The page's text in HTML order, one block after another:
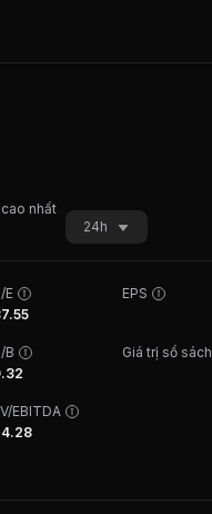
cao nhất
24h
E
EPS
B
Giá trị sổ sách
EBITDA